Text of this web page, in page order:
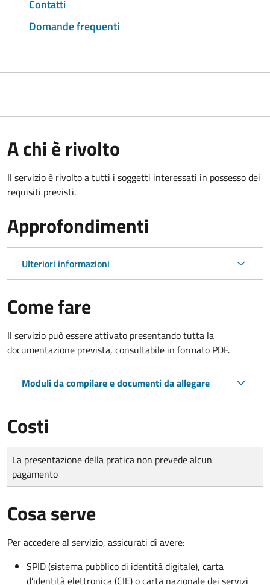
Contatti
Domande frequenti
A chi è rivolto
Il servizio è rivolto a tutti i soggetti interessati in possesso dei
requisiti previsti.
Approfondimenti
Ulteriori informazioni
Come fare
Il servizio può essere attivato presentando tutta la
documentazione prevista, consultabile in formato PDF.
Moduli da compilare e documenti da allegare
Costi
Tipo di pagamento
Importo
La presentazione della pratica non prevede alcun
pagamento
Cosa serve
Per accedere al servizio, assicurati di avere:
SPID (sistema pubblico di identità digitale), carta
d’identità elettronica (CIE) o carta nazionale dei servizi